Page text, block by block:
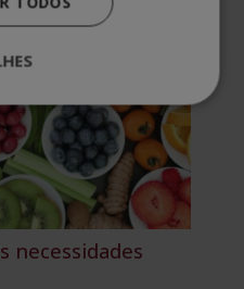
necessidades